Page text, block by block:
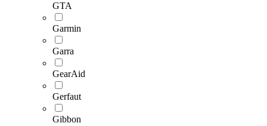
GTA
Garmin
Garra
GearAid
Gerfaut
Gibbon